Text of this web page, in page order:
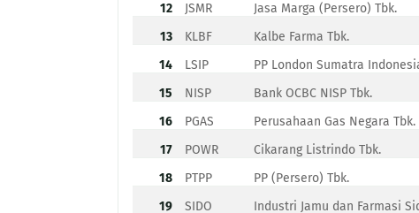
12
JSMR Jasa Marga (Persero) Tbk.
13
KLBF Kalbe Farma Tbk.
14
LSIP PP London Sumatra
15
NISP Bank OCBC NISP Tbk.
16
PGAS Perusahaan Gas Negara Tbk.
17
POWR Cikarang Listrindo Tbk.
18
PTPP PP (Persero) Tbk.
19
SIDO Industri Jamu dan Farmasi